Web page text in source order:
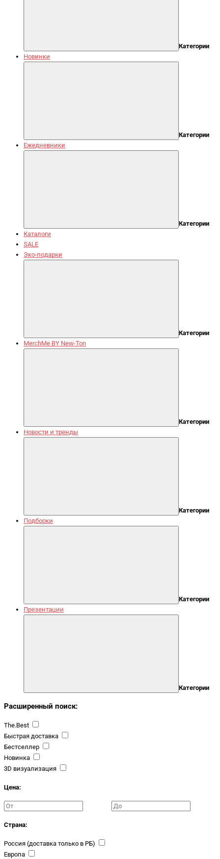
Категории
Новинки
Категории
Ежедневники
Категории
Каталоги
SALE
Эко-подарки
Категории
MerchMe BY New-Ton
Категории
Новости и тренды
Категории
Подборки
Категории
Презентации
Категории
Расширенный поиск:
The.Best
Быстрая доставка
Бестселлер
Новинка
3D визуализация
Цена:
Страна:
Россия (доставка только в РБ)
Европа